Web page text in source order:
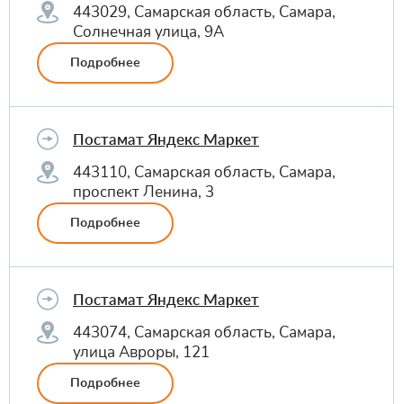
443029, Самарская область, Самара,
Солнечная улица, 9А
Подробнее
Постамат Яндекс Маркет
443110, Самарская область, Самара,
проспект Ленина, 3
Подробнее
Постамат Яндекс Маркет
443074, Самарская область, Самара,
улица Авроры, 121
Подробнее